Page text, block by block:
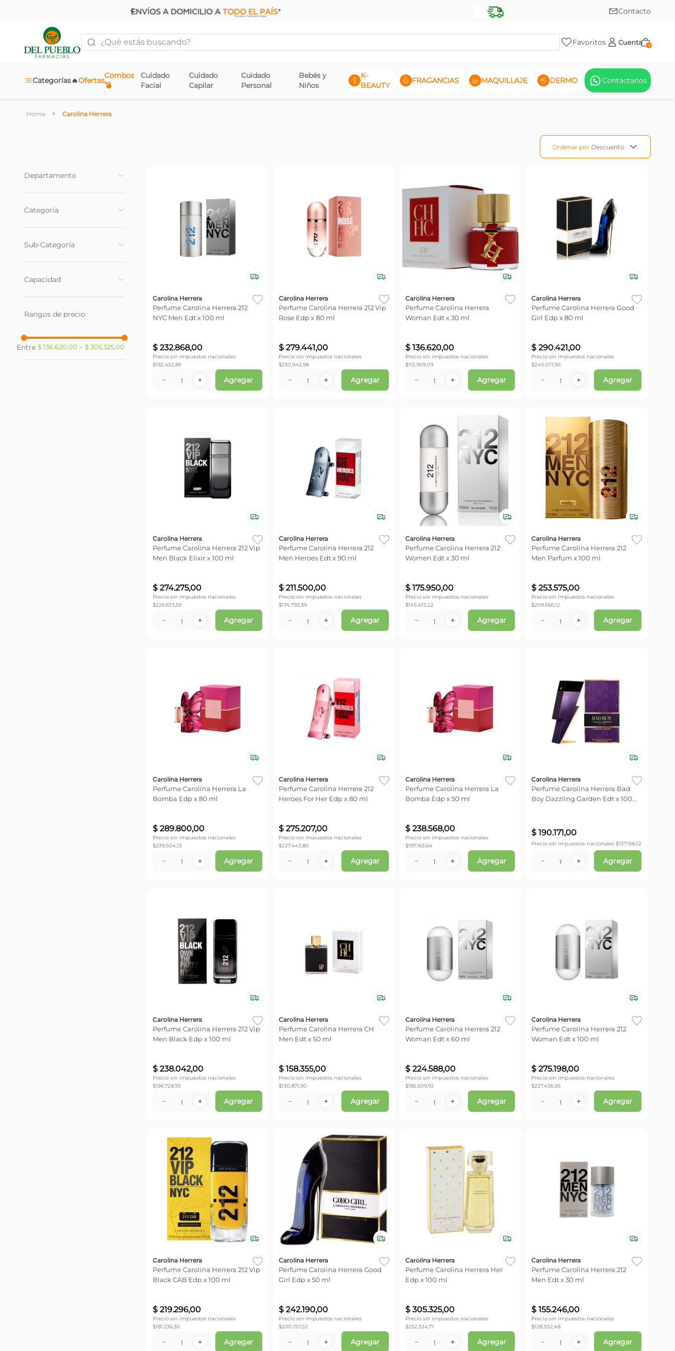
Contacto
¿Qué estás buscando?
Favoritos Cuenta 0
Categorías Ofertas
🔥
Combos
💣
Cuidado
Facial
Cuidado
Capilar
Cuidado
Personal
Bebés y
Niños
K-
BEAUTY
FRAGANCIAS MAQUILLAJE DERMO Contactanos
Carolina Herrera
Ordenar por Descuento
Departamento
Categoría
Sub-Categoría
Hombre
Capacidad
30 ml (3)
60 ml (1)
80 ml (5)
Rangos de precio
$ 136.620,00 – $ 305.325,00
Carolina Herrera
Perfume Carolina Herrera 212
NYC Men Edt x 100 ml
$ 232.868,00
Precio sin impuestos nacionales
$192.452,89
＋
－ Agregar
Carolina Herrera
Perfume Carolina Herrera 212 Vip
Rose Edp x 80 ml
$ 279.441,00
Precio sin impuestos nacionales
$230.942,98
＋
－ Agregar
Carolina Herrera
Perfume Carolina Herrera
Woman Edt x 30 ml
$ 136.620,00
Precio sin impuestos nacionales
$112.909,09
＋
－ Agregar
Carolina Herrera
Perfume Carolina Herrera Good
Girl Edp x 80 ml
$ 290.421,00
Precio sin impuestos nacionales
$240.017,36
＋
－ Agregar
Carolina Herrera
Perfume Carolina Herrera 212 Vip
Men Black Elixir x 100 ml
$ 274.275,00
Precio sin impuestos nacionales
$226.673,55
＋
－ Agregar
Carolina Herrera
Perfume Carolina Herrera 212
Men Heroes Edt x 90 ml
$ 211.500,00
Precio sin impuestos nacionales
$174.793,39
＋
－ Agregar
Carolina Herrera
Perfume Carolina Herrera 212
Women Edt x 30 ml
$ 175.950,00
Precio sin impuestos nacionales
$145.413,22
＋
－ Agregar
Carolina Herrera
Perfume Carolina Herrera 212
Men Parfum x 100 ml
$ 253.575,00
Precio sin impuestos nacionales
$209.566,12
＋
－ Agregar
Carolina Herrera
Perfume Carolina Herrera La
Bomba Edp x 80 ml
$ 289.800,00
Precio sin impuestos nacionales
$239.504,13
＋
－ Agregar
Carolina Herrera
Perfume Carolina Herrera 212
Heroes For Her Edp x 80 ml
$ 275.207,00
Precio sin impuestos nacionales
$227.443,80
＋
－ Agregar
Carolina Herrera
Perfume Carolina Herrera La
Bomba Edp x 50 ml
$ 238.568,00
Precio sin impuestos nacionales
$197.163,64
＋
－ Agregar
Carolina Herrera
Perfume Carolina Herrera Bad
Boy Dazzling Garden Edt x 100
$ 190.171,00
Precio sin impuestos nacionales $157.166,12
＋
－ Agregar
Carolina Herrera
Perfume Carolina Herrera 212 Vip
Men Black Edp x 100 ml
$ 238.042,00
Precio sin impuestos nacionales
$196.728,93
＋
－ Agregar
Carolina Herrera
Perfume Carolina Herrera CH
Men Edt x 50 ml
$ 158.355,00
Precio sin impuestos nacionales
$130.871,90
＋
－ Agregar
Carolina Herrera
Perfume Carolina Herrera 212
Woman Edt x 60 ml
$ 224.588,00
Precio sin impuestos nacionales
$185.609,92
＋
－ Agregar
Carolina Herrera
Perfume Carolina Herrera 212
Woman Edt x 100 ml
$ 275.198,00
Precio sin impuestos nacionales
$227.436,36
＋
－ Agregar
Carolina Herrera
Perfume Carolina Herrera 212 Vip
Black CAB Edp x 100 ml
$ 219.296,00
Precio sin impuestos nacionales
$181.236,36
＋
－ Agregar
Carolina Herrera
Perfume Carolina Herrera Good
Girl Edp x 50 ml
$ 242.190,00
Precio sin impuestos nacionales
$200.157,02
＋
－ Agregar
Carolina Herrera
Perfume Carolina Herrera Her
Edp x 100 ml
$ 305.325,00
Precio sin impuestos nacionales
$252.334,71
＋
－ Agregar
Carolina Herrera
Perfume Carolina Herrera 212
Men Edt x 30 ml
$ 155.246,00
Precio sin impuestos nacionales
$128.302,48
＋
－ Agregar